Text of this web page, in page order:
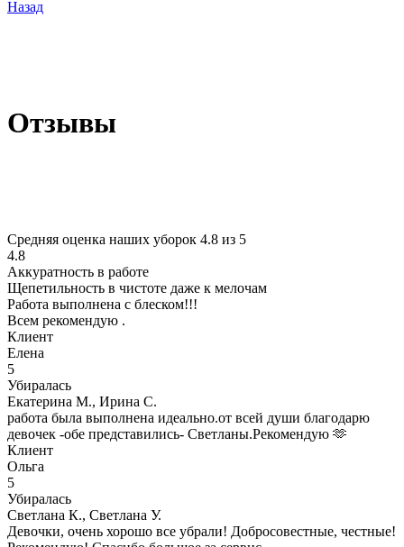
Назад
Отзывы
Средняя оценка наших уборок 4.8 из 5
4.8
Аккуратность в работе
Щепетильность в чистоте даже к мелочам
Работа выполнена с блеском!!!
Всем рекомендую .
Клиент
Елена
5
Убиралась
Екатерина М., Ирина С.
работа была выполнена идеально.от всей души благодарю
девочек -обе представились- Светланы.Рекомендую 🫶
Клиент
Ольга
5
Убиралась
Светлана К., Светлана У.
Девочки, очень хорошо все убрали! Добросовестные, честные!